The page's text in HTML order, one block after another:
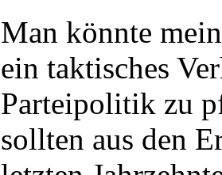
Man könnte
ein taktisches
Parteipolitik zu
sollten aus den